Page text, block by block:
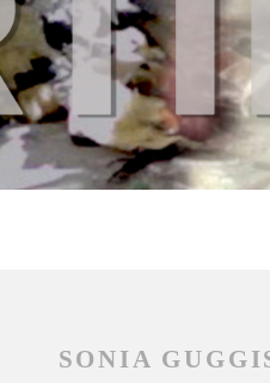
SONIA